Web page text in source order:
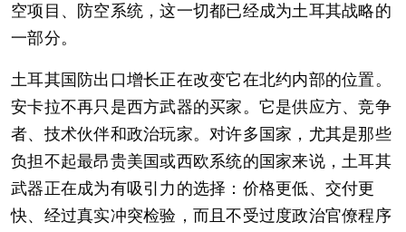
空项目、防空系统，这一切都已经成为土耳其战略的
一部分。
土耳其国防出口增长正在改变它在北约内部的位置。
安卡拉不再只是西方武器的买家。它是供应方、竞争
者、技术伙伴和政治玩家。对许多国家，尤其是那些
负担不起最昂贵美国或西欧系统的国家来说，土耳其
武器正在成为有吸引力的选择：价格更低、交付更
快、经过真实冲突检验，而且不受过度政治官僚程序